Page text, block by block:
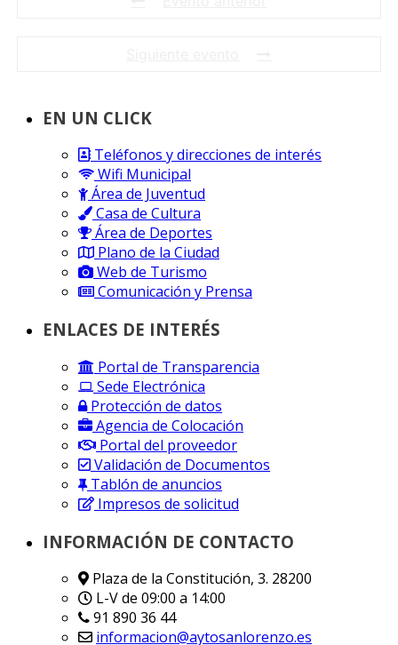
EN UN CLICK
Teléfonos y direcciones de interés
Wifi Municipal
Área de Juventud
Casa de Cultura
Área de Deportes
Plano de la Ciudad
Web de Turismo
Comunicación y Prensa
ENLACES DE INTERÉS
Portal de Transparencia
Sede Electrónica
Protección de datos
Agencia de Colocación
Portal del proveedor
Validación de Documentos
Tablón de anuncios
Impresos de solicitud
INFORMACIÓN DE CONTACTO
Plaza de la Constitución, 3. 28200
L-V de 09:00 a 14:00
91 890 36 44
informacion@aytosanlorenzo.es